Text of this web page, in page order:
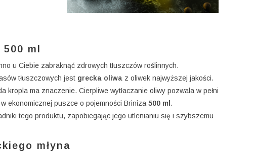
ml
u Ciebie zabraknąć zdrowych tłuszczów roślinnych.
tłuszczowych jest grecka oliwa z oliwek najwyższej jakości.
kropla ma znaczenie. Cierpliwe wytłaczanie oliwy pozwala w pełni
ekonomicznej puszce o pojemności Briniza 500 ml .
tego produktu, zapobiegając jego utlenianiu się i szybszemu
młyna